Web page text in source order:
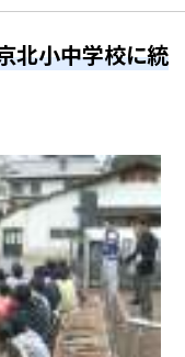
北小中学校に統